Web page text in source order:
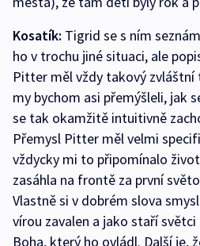
Kosatík: Tigrid se s ním
ho v trochu jiné situaci, ale
Pitter měl vždy takový zvláštní
my bychom asi přemýšleli, jak
se tak okamžitě intuitivně
Přemysl Pitter měl velmi
vždycky mi to připomínalo
zasáhla na frontě za první
Vlastně si v dobrém slova
vírou zavalen a jako staří
Boha, který ho ovládl. Další je,